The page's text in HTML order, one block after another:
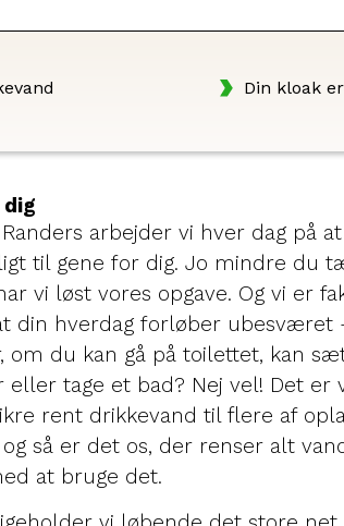
Din kloak
arbejder vi hver dag på
til gene for dig. Jo mindre du
vi løst vores opgave. Og vi er
din hverdag forløber
om du kan gå på toilettet, kan
eller tage et bad? Nej vel! Det er
rent drikkevand til flere af
så er det os, der renser alt
at bruge det.